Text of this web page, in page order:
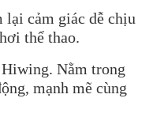
lại cảm giác dễ chịu
thể thao.
Nằm trong
mạnh mẽ cùng